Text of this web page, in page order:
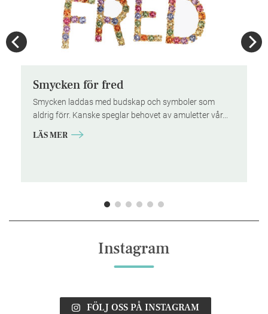
Smycken för fred
Smycken laddas med budskap och symboler som
aldrig förr. Kanske speglar behovet av amuletter vår...
LÄS MER
Instagram
FÖLJ OSS PÅ INSTAGRAM